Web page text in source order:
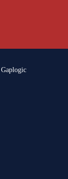
Gaplogic